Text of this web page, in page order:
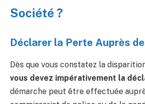
Société ?
Déclarer la Perte Auprès
Dès que vous constatez la
vous devez impérativement la
démarche peut être effectuée